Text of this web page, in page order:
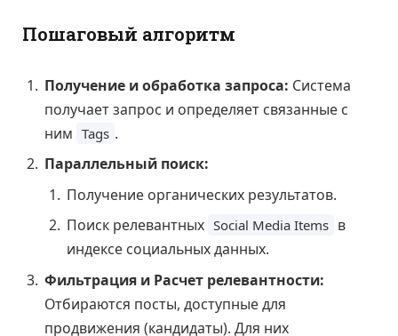
Пошаговый алгоритм
Получение и обработка запроса: Система
получает запрос и определяет связанные с
ним Tags .
Параллельный поиск:
Получение органических результатов.
Поиск релевантных Social Media Items в
индексе социальных данных.
Фильтрация и Расчет релевантности:
Отбираются посты, доступные для
продвижения (кандидаты). Для них